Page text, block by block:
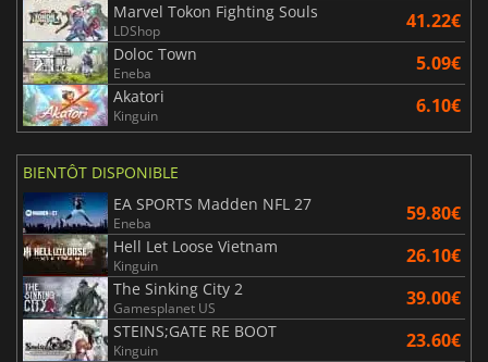
Marvel Tokon Fighting Souls
LDShop 41.22€
Doloc Town
Eneba 5.09€
Akatori
Kinguin 6.10€
BIENTÔT DISPONIBLE
EA SPORTS Madden NFL 27
Eneba 59.80€
Hell Let Loose Vietnam
Kinguin 26.10€
The Sinking City 2
Gamesplanet US 39.00€
STEINS;GATE RE BOOT
Kinguin 23.60€